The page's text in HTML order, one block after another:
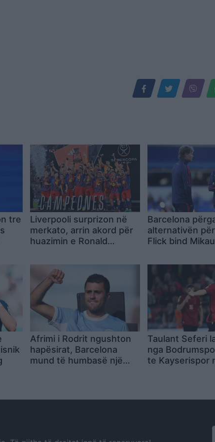
tre
Liverpooli surprizon në
merkato, arrin akord për
huazimin e Ronald
Barcelona
alternativën
Flick bind
“Camp Nou
Afrimi i Rodrit ngushton
hapësirat, Barcelona
mund të humbasë një
Taulant Seferi
nga
te Kayserispor